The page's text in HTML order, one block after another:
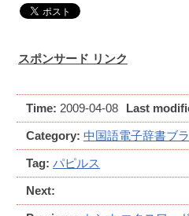
スポンサード リンク
Time: 2009-04-08 Last
Category: 中国語電子辞書ブ
Tag: パピルス
Next: